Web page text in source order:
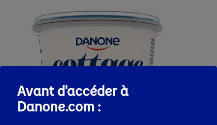
Avant d'accéder à
Danone.com :